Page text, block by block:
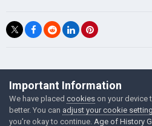
©Łukasz
Powered by Invision
Important Information
We have placed cookies on your device
better. You can adjust your cookie
you're okay to continue. Age of History